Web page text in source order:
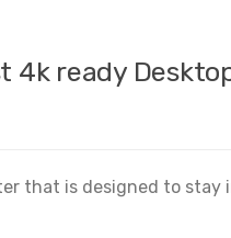
4k ready
that is designed to